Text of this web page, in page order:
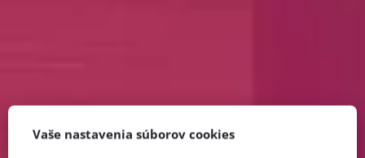
Vaše nastavenia súborov cookies